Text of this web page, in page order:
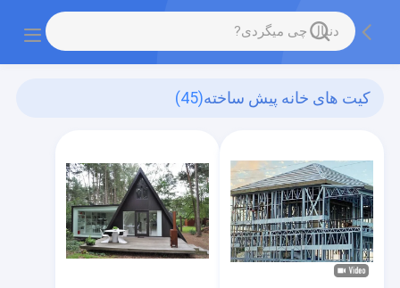
کیت های خانه پیش ساخته(45)